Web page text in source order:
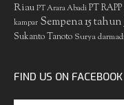
Riau PT Arara Abadi PT RAPP
kampar Sempena 15
Sukanto Tanoto Surya
FIND US ON FACEBOOK